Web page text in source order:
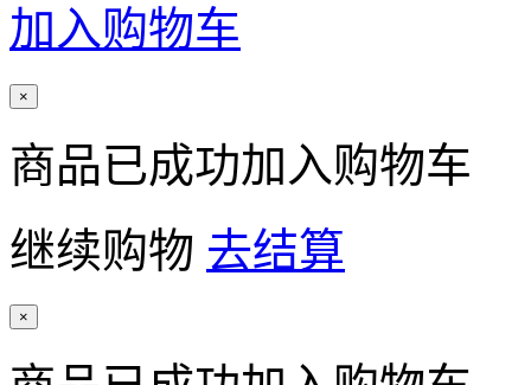
加入购物车
×
商品已成功加入购物车
继续购物 去结算
×